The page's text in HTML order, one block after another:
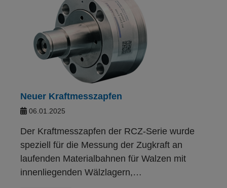
Neuer Kraftmesszapfen
06.01.2025
Der Kraftmesszapfen der RCZ-Serie wurde
speziell für die Messung der Zugkraft an
laufenden Materialbahnen für Walzen mit
innenliegenden Wälzlagern,…